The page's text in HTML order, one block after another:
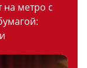
на метро с